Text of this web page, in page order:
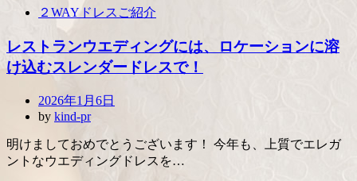
２WAYドレスご紹介
レストランウエディングには、ロケーションに溶
け込むスレンダードレスで！
Posted
on
2026年1月6日
by kind-pr
明けましておめでとうございます！ 今年も、上質でエレガ
ントなウエディングドレスを…